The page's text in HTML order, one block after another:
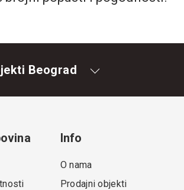
Beograd
Info
O nama
Prodajni objekti